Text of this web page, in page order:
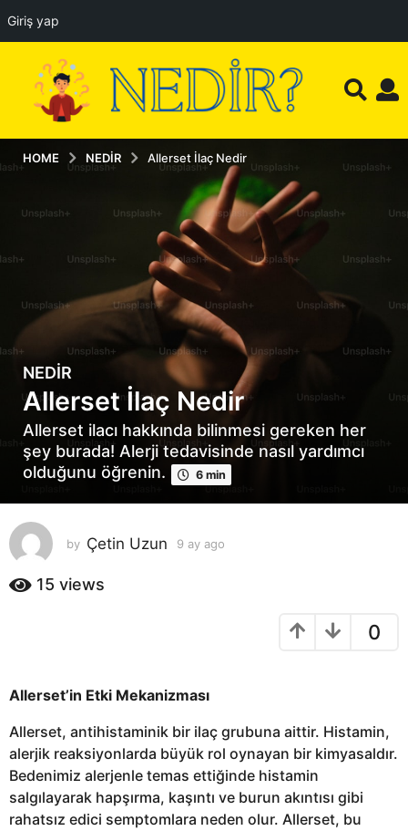
Giriş yap
HOME NEDIR Allerset İlaç Nedir
9
a
a
g
o
9
a
y
g
NEDIR
Allerset İlaç Nedir
Allerset ilacı hakkında bilinmesi gereken her
şey burada! Alerji tedavisinde nasıl yardımcı
olduğunu öğrenin.
6 min
by Çetin Uzun 9 ay ago
15 views
0
Allerset’in Etki Mekanizması
Allerset, antihistaminik bir ilaç grubuna aittir. Histamin,
alerjik reaksiyonlarda büyük rol oynayan bir kimyasaldır.
Bedenimiz alerjenle temas ettiğinde histamin
salgılayarak hapşırma, kaşıntı ve burun akıntısı gibi
rahatsız edici semptomlara neden olur. Allerset, bu